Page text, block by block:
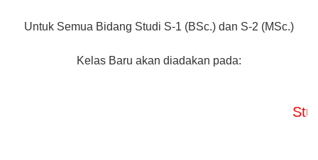
Untuk Semua Bidang Studi S-1 (BSc.) dan S-2 (MSc.)
Kelas Baru akan diadakan pada:
Study